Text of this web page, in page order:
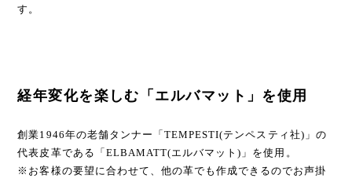
す。
経年変化を楽しむ「エルバマット」を使用
創業1946年の老舗タンナー「TEMPESTI(テンペスティ社)」の
代表皮革である「ELBAMATT(エルバマット)」を使用。
※お客様の要望に合わせて、他の革でも作成できるのでお声掛